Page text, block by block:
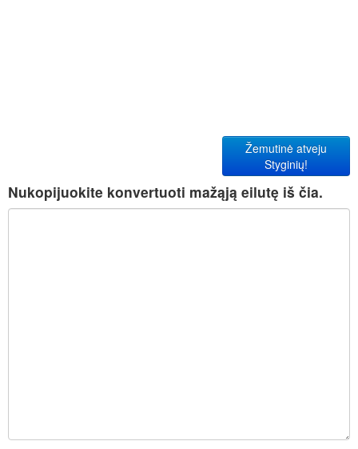
Žemutinė atveju
Styginių!
Nukopijuokite konvertuoti mažąją eilutę iš čia.